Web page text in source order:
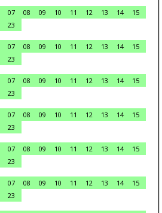
07 08 09 10 11 12 13 14
15
23
07 08 09 10 11 12 13 14
15
23
07 08 09 10 11 12 13 14
15
23
07 08 09 10 11 12 13 14
15
23
07 08 09 10 11 12 13 14
15
23
07 08 09 10 11 12 13 14
15
23